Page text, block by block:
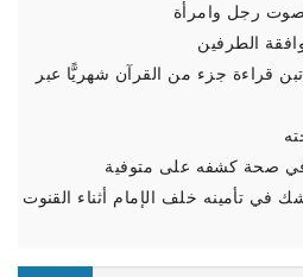
رجل وامرأة
الطرفين
قراءة جزء من القرآن شهريًّا عبر
صحة كشفه على متوفية
تأمينه خلف الإمام أثناء القنوت